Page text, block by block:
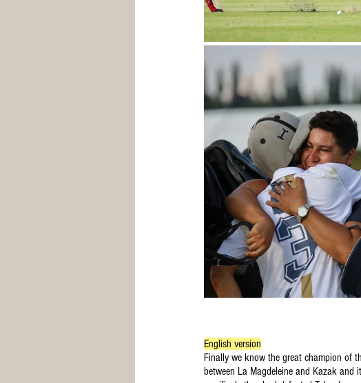
English version
Finally we know the great champion of
between La Magdeleine and Kazak